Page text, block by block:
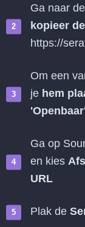
Ga naar
kopieer
https://
Om een
je hem
Ga op
en kies
URL
Plak de